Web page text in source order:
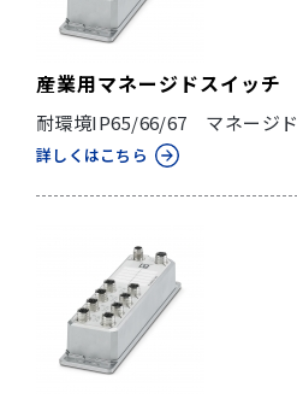
産業用マネージドスイッ
耐環境IP65/66/67 マネージ
詳しくはこちら